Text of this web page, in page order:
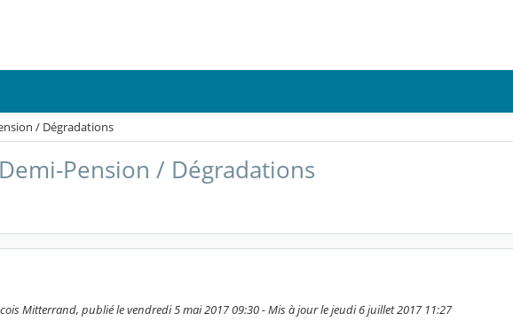
/ Dégradations
Pension / Dégradations
Mitterrand, publié le vendredi 5 mai 2017 09:30 - Mis à jour le jeudi 6 juillet 2017 11:27